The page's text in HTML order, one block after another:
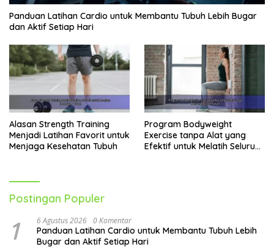
Panduan Latihan Cardio untuk Membantu Tubuh Lebih Bugar
dan Aktif Setiap Hari
Alasan Strength Training
Menjadi Latihan Favorit untuk
Menjaga Kesehatan Tubuh
Program Bodyweight
Exercise tanpa Alat yang
Efektif untuk Melatih Seluruh
Postingan Populer
1 6 Agustus 2026 0 Komentar
Panduan Latihan Cardio untuk Membantu Tubuh Lebih
Bugar dan Aktif Setiap Hari